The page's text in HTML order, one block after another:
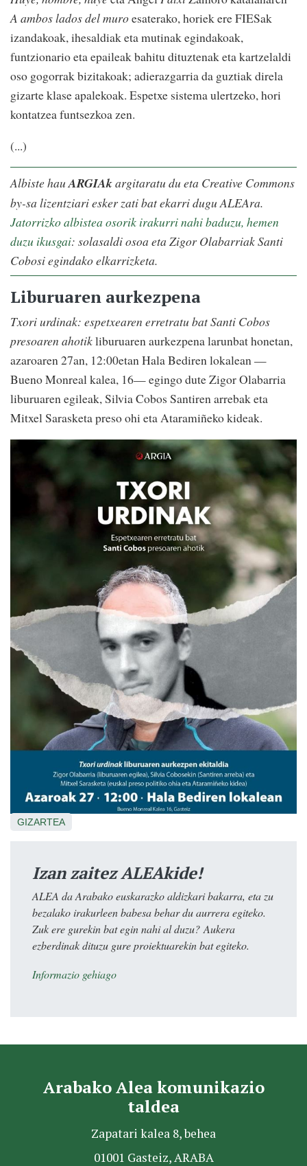
A ambos lados del muroesaterako, horiek ere FIESak
izandakoak, ihesaldiak eta mutinak egindakoak,
funtzionario eta epaileak bahitu dituztenak eta kartzelaldi
oso gogorrak bizitakoak; adierazgarria da guztiak direla
gizarte klase apalekoak. Espetxe sistema ulertzeko, hori
kontatzea funtsezkoa zen.
(...)
Albiste hauARGIAkargitaratu du eta Creative Commons
by-sa lizentziari esker zati bat ekarri dugu ALEAra.
Jatorrizko albistea osorik irakurri nahi baduzu, hemen
duzu ikusgai: solasaldi osoa eta Zigor Olabarriak Santi
Cobosi egindako elkarrizketa.
Liburuaren aurkezpena
Txori urdinak: espetxearen erretratu bat Santi Cobos
presoaren ahotikliburuaren aurkezpena larunbat honetan,
azaroaren 27an, 12:00etan Hala Bediren lokalean —
Bueno Monreal kalea, 16— egingo dute Zigor Olabarria
liburuaren egileak, Silvia Cobos Santiren arrebak eta
Mitxel Sarasketa preso ohi eta Ataramiñeko kideak.
GIZARTEA
Izan zaitez ALEAkide!
ALEA da Arabako euskarazko aldizkari bakarra, eta zu
bezalako irakurleen babesa behar du aurrera egiteko.
Zuk ere gurekin bat egin nahi al duzu? Aukera
ezberdinak dituzu gure proiektuarekin bat egiteko.
Informazio gehiago
Arabako Alea komunikazio
taldea
Zapatari kalea 8, behea
01001 Gasteiz, ARABA